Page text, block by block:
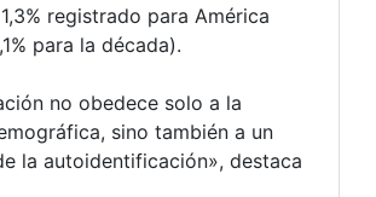
registrado para América
para la década).
no obedece solo a la
sino también a un
la autoidentificación», destaca